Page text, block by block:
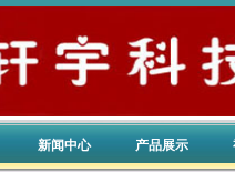
新闻中心 产品展示